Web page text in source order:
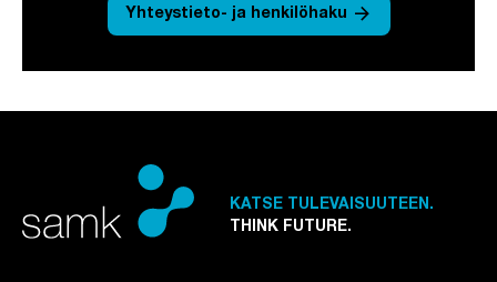
Yhteystieto- ja henkilöhaku arrow_forward
KATSE TULEVAISUUTEEN.
THINK FUTURE.